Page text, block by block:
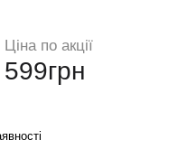
Ціна по акції
599грн